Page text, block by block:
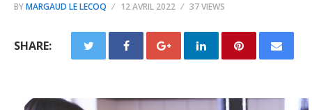
BYMARGAUD LE LECOQ 12 AVRIL 2022 37 VIEWS
SHARE: